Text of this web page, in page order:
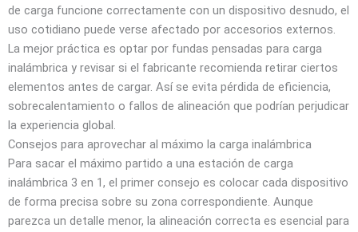
de carga funcione correctamente con un dispositivo desnudo, el
uso cotidiano puede verse afectado por accesorios externos.
La mejor práctica es optar por fundas pensadas para carga
inalámbrica y revisar si el fabricante recomienda retirar ciertos
elementos antes de cargar. Así se evita pérdida de eficiencia,
sobrecalentamiento o fallos de alineación que podrían perjudicar
la experiencia global.
Consejos para aprovechar al máximo la carga inalámbrica
Para sacar el máximo partido a una estación de carga
inalámbrica 3 en 1, el primer consejo es colocar cada dispositivo
de forma precisa sobre su zona correspondiente. Aunque
parezca un detalle menor, la alineación correcta es esencial para